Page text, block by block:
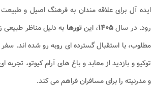
ایده آل برای علاقه مندان به فرهنگ اصیل و
رود. در سال۱۴۰۵، اینتورها به دلیل مناظر طبیعی
مطلوب، با استقبال گسترده ای روبه رو شده اند.
توکیو و بازدید از معابد و باغ های آرام کیوتو،
و مدرنیته را برای مسافران فراهم می کند.